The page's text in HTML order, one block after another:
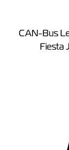
CAN-Bus
Fiesta